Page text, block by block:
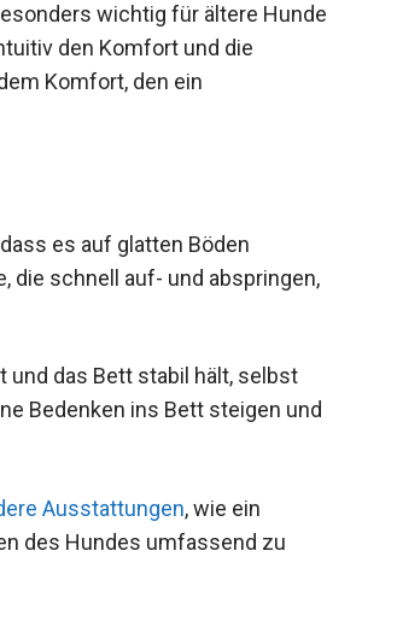
wichtig für ältere Hunde
den Komfort und die
Komfort, den ein
es auf glatten Böden
die schnell auf- und abspringen,
das Bett stabil hält, selbst
Bedenken ins Bett steigen und
Ausstattungen, wie ein
des Hundes umfassend zu